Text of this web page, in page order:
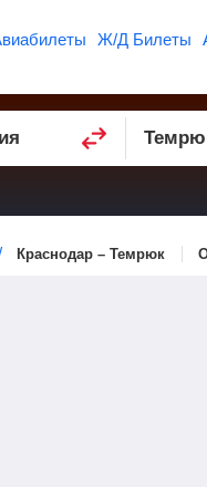
Ж/Д Билеты
Краснодар – Темрюк